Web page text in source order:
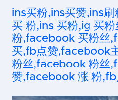
ins买粉,ins买赞,ins
买 粉,ins 买粉,ig 买粉
粉,facebook 买粉丝
买,fb点赞,facebook
粉丝,facebook 粉丝
赞,facebook 涨 粉,fb